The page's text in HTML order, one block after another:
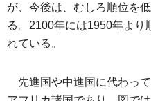
が、今後は、むしろ順位を
る。2100年には1950年より
れている。
先進国や中進国に代わっ